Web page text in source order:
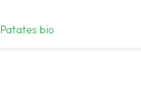
Patates bio